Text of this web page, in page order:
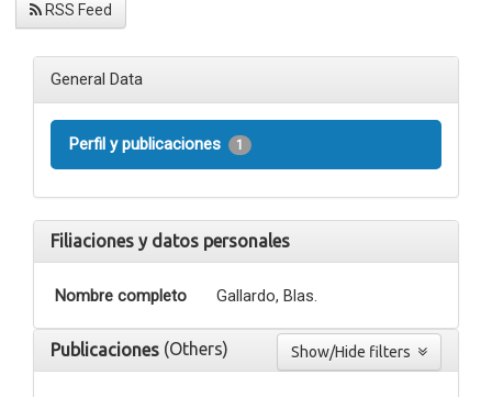
RSS Feed
General Data
Perfil y publicaciones 1
Filiaciones y datos personales
Nombre completo Gallardo, Blas.
Publicaciones (Others)